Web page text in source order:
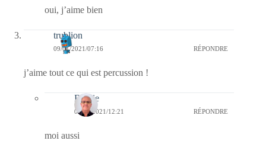
oui, j’aime bien
trublion
09/01/2021/07:16 RÉPONDRE
j’aime tout ce qui est percussion !
Bernie
09/01/2021/12:21 RÉPONDRE
moi aussi